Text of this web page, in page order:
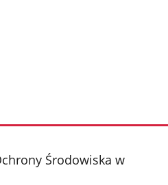
Środowiska w